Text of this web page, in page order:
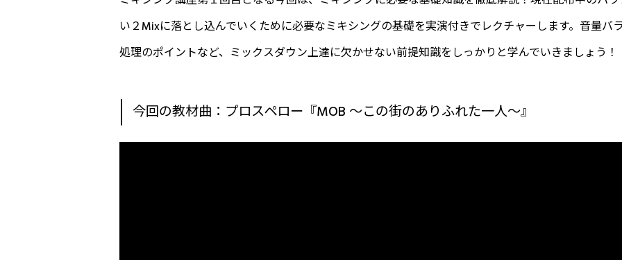
い２Mixに落とし込んでいくために必要なミキシングの基礎を実演付きでレクチャーします。音量バ
処理のポイントなど、ミックスダウン上達に欠かせない前提知識をしっかりと学んでいきましょう！
今回の教材曲：プロスペロー『MOB ～この街のありふれた一人～』